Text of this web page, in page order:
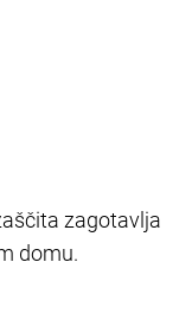
zagotavlja
domu.